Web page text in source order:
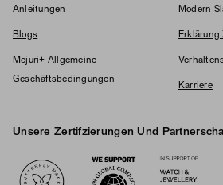
Anleitungen
Blogs
Mejuri+ Allgemeine
Geschäftsbedingungen
Modern
Erklärung
Karriere
Unsere Zertifzierungen Und